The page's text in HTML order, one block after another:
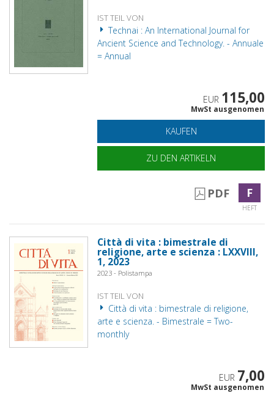
IST TEIL VON
Technai : An International Journal for
Ancient Science and Technology. - Annuale
= Annual
EUR 115,00
MwSt ausgenomen
KAUFEN
ZU DEN ARTIKELN
PDF F
HEFT
Città di vita : bimestrale di
religione, arte e scienza : LXXVIII,
1, 2023
2023 - Polistampa
IST TEIL VON
Città di vita : bimestrale di religione,
arte e scienza. - Bimestrale = Two-
monthly
EUR 7,00
MwSt ausgenomen